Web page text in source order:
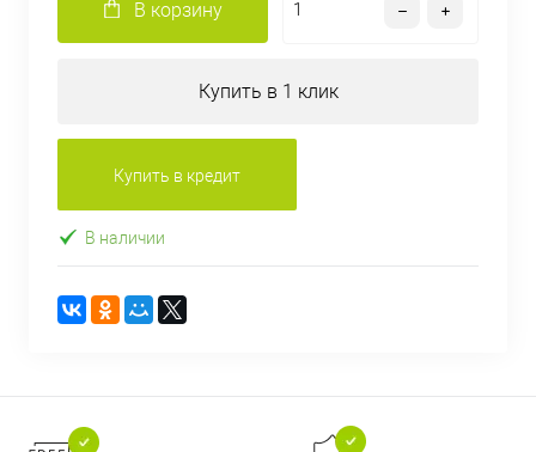
В корзину
Купить в 1 клик
Купить в кредит
В наличии